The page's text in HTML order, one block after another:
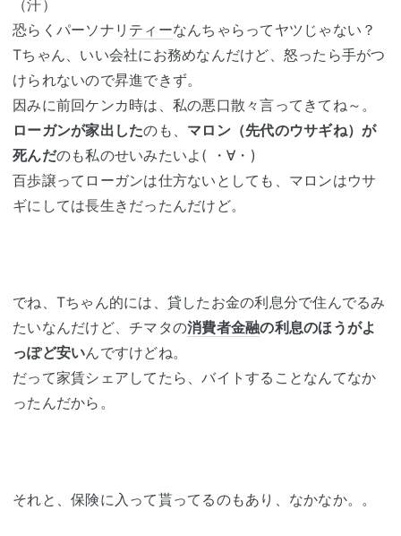
（汗）
恐らくパーソナリ ティーなんちゃらってヤツじゃない？
Tちゃん、いい会社にお務めなんだけど、怒ったら手がつ
けられないので昇進できず。
因みに前回ケンカ時は、私の悪口散々言ってきてね～。
ローガンが家出したのも、 マロン（先代のウサギね）が
死んだのも私のせいみたいよ( ・∀・)
百歩譲ってローガンは仕方ないとしても、マロンはウサ
ギにしては長生きだったんだけど。
でね、Tちゃん的には、貸したお金の利息分で住んでるみ
たいなんだけど、チマタの消費者金融の利息のほうがよ
っぽど安いんですけどね。
だって家賃シェアしてたら、バイトすることなんてなか
ったんだから。
それと、保険に入って貰ってるのもあり、なかなか。。